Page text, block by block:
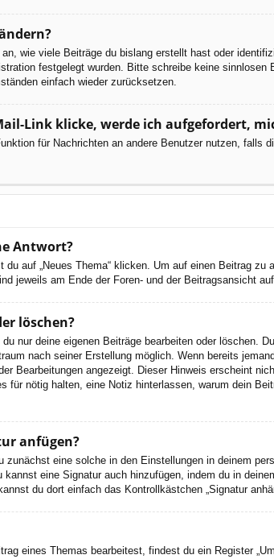
wie viele Beiträge du bislang erstellt hast oder
festgelegt wurden. Bitte schreibe keine
einfach wieder zurücksetzen.
Link klicke, werde ich aufgefordert,
für Nachrichten an andere Benutzer nutzen,
Antwort?
auf „Neues Thema“ klicken. Um auf einen Beitrag
jeweils am Ende der Foren- und der Beitragsansicht
löschen?
nur deine eigenen Beiträge bearbeiten oder löschen.
nach seiner Erstellung möglich. Wenn bereits
Bearbeitungen angezeigt. Dieser Hinweis erscheint
für nötig halten, eine Notiz hinterlassen, warum dein
anfügen?
eine solche in den Einstellungen in deinem
kannst eine Signatur auch hinzufügen, indem du in
du dort einfach das Kontrollkästchen „Signatur
eines Themas bearbeitest, findest du ein Register